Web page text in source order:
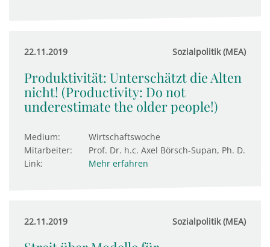
22.11.2019 Sozialpolitik (MEA)
Produktivität: Unterschätzt die Alten
nicht! (Productivity: Do not
underestimate the older people!)
Medium:
Wirtschaftswoche
Mitarbeiter:
Prof. Dr. h.c. Axel Börsch-Supan, Ph. D.
Link:
Mehr erfahren
22.11.2019 Sozialpolitik (MEA)